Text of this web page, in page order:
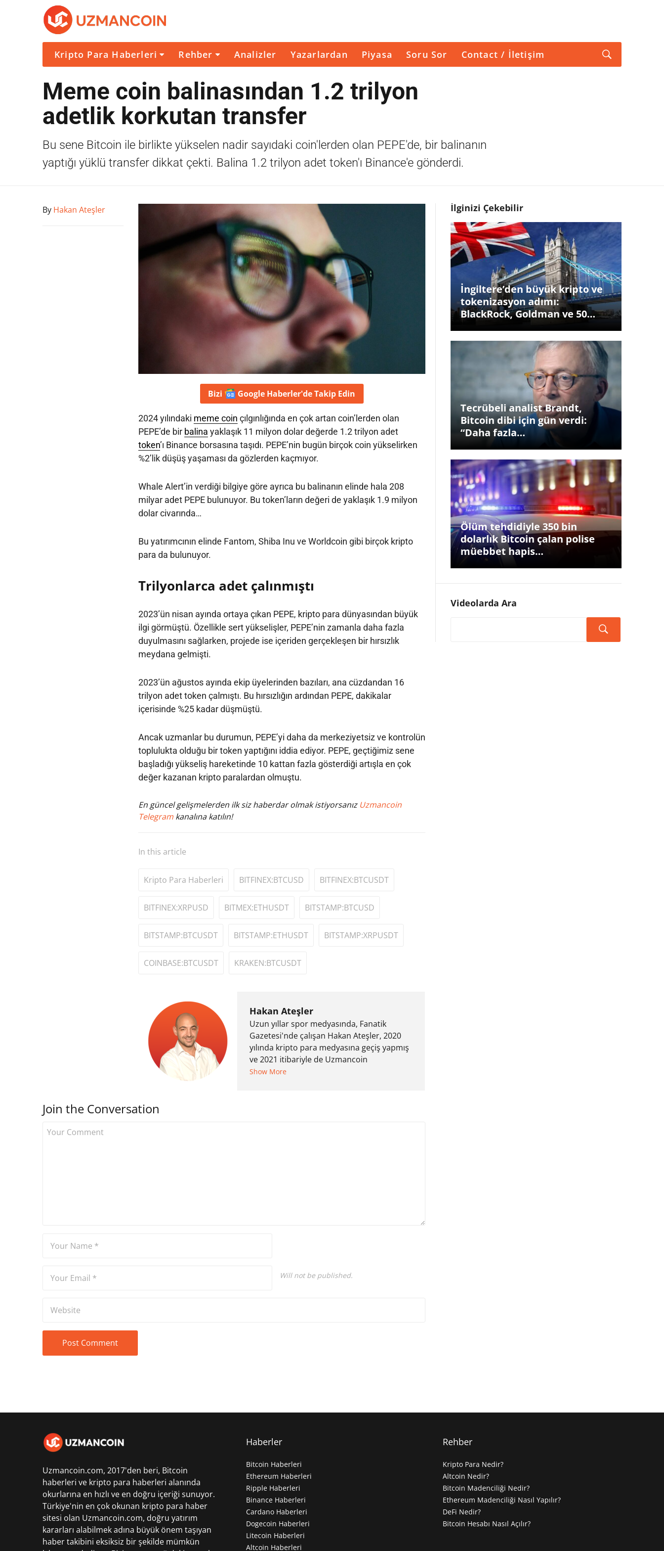
Kripto Para Haberleri Rehber Analizler Yazarlardan Piyasa Soru Sor Contact / İletişim
Meme coin balinasından 1.2 trilyon
adetlik korkutan transfer
Bu sene Bitcoin ile birlikte yükselen nadir sayıdaki coin'lerden olan PEPE'de, bir balinanın
yaptığı yüklü transfer dikkat çekti. Balina 1.2 trilyon adet token'ı Binance'e gönderdi.
By Hakan Ateşler
Bizi Google Haberler'deTakip Edin
2024 yılındaki meme coin çılgınlığında en çok artan coin’lerden olan
PEPE’de bir balina yaklaşık 11 milyon dolar değerde 1.2 trilyon adet
token’ı Binance borsasına taşıdı. PEPE’nin bugün birçok coin yükselirken
%2’lik düşüş yaşaması da gözlerden kaçmıyor.
Whale Alert’in verdiği bilgiye göre ayrıca bu balinanın elinde hala 208
milyar adet PEPE bulunuyor. Bu token’ların değeri de yaklaşık 1.9 milyon
dolar civarında…
Bu yatırımcının elinde Fantom, Shiba Inu ve Worldcoin gibi birçok kripto
para da bulunuyor.
Trilyonlarca adet çalınmıştı
2023’ün nisan ayında ortaya çıkan PEPE, kripto para dünyasından büyük
ilgi görmüştü. Özellikle sert yükselişler, PEPE’nin zamanla daha fazla
duyulmasını sağlarken, projede ise içeriden gerçekleşen bir hırsızlık
meydana gelmişti.
2023’ün ağustos ayında ekip üyelerinden bazıları, ana cüzdandan 16
trilyon adet token çalmıştı. Bu hırsızlığın ardından PEPE, dakikalar
içerisinde %25 kadar düşmüştü.
Ancak uzmanlar bu durumun, PEPE’yi daha da merkeziyetsiz ve kontrolün
toplulukta olduğu bir token yaptığını iddia ediyor. PEPE, geçtiğimiz sene
başladığı yükseliş hareketinde 10 kattan fazla gösterdiği artışla en çok
değer kazanan kripto paralardan olmuştu.
En güncel gelişmelerden ilk siz haberdar olmak istiyorsanız Uzmancoin
Telegram kanalına katılın!
In this article
Kripto Para Haberleri BITFINEX:BTCUSD BITFINEX:BTCUSDT
BITFINEX:XRPUSD BITMEX:ETHUSDT BITSTAMP:BTCUSD
BITSTAMP:BTCUSDT BITSTAMP:ETHUSDT BITSTAMP:XRPUSDT
COINBASE:BTCUSDT KRAKEN:BTCUSDT
Hakan Ateşler
Uzun yıllar spor medyasında, Fanatik
Gazetesi'nde çalışan Hakan Ateşler, 2020
yılında kripto para medyasına geçiş yapmış
ve 2021 itibariyle de Uzmancoin
bünyesinde çalışmaya başlamıştır. Notre
Show More
Join the Conversation
Will not be published.
İlginizi Çekebilir
İngiltere’den büyük kripto ve
tokenizasyon adımı:
BlackRock, Goldman ve 50…
Tecrübeli analist Brandt,
Bitcoin dibi için gün verdi:
“Daha fazla…
Ölüm tehdidiyle 350 bin
dolarlık Bitcoin çalan polise
müebbet hapis…
Videolarda Ara
Uzmancoin.com, 2017'den beri, Bitcoin
haberleri ve kripto para haberleri alanında
okurlarına en hızlı ve en doğru içeriği sunuyor.
Türkiye'nin en çok okunan kripto para haber
sitesi olan Uzmancoin.com, doğru yatırım
kararları alabilmek adına büyük önem taşıyan
haber takibini eksiksiz bir şekilde mümkün
Haberler
Bitcoin Haberleri
Ethereum Haberleri
Ripple Haberleri
Binance Haberleri
Cardano Haberleri
Dogecoin Haberleri
Litecoin Haberleri
Altcoin Haberleri
Rehber
Kripto Para Nedir?
Altcoin Nedir?
Bitcoin Madenciliği Nedir?
Ethereum Madenciliği Nasıl Yapılır?
DeFi Nedir?
Bitcoin Hesabı Nasıl Açılır?